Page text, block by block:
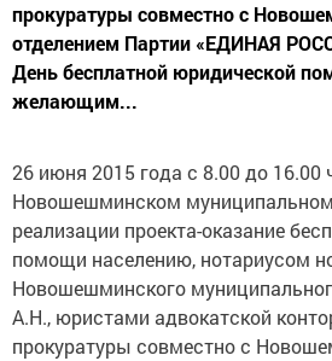
прокуратуры совместно с
отделением Партии «ЕДИНАЯ
День бесплатной юридической
желающим...
26 июня 2015 года с 8.00 до 16.00
Новошешминском
реализации проекта-оказание
помощи населению, нотариусом
Новошешминского
А.Н., юристами адвокатской
прокуратуры совместно с